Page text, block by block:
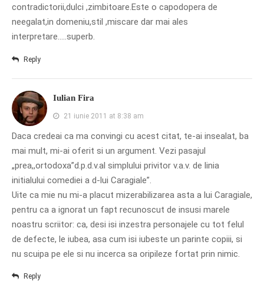
contradictorii,dulci ,zimbitoare.Este o capodopera de
neegalat,in domeniu,stil ,miscare dar mai ales
interpretare…..superb.
Reply
Iulian Fira
21 iunie 2011 at 8:38 am
Daca credeai ca ma convingi cu acest citat, te-ai insealat, ba
mai mult, mi-ai oferit si un argument. Vezi pasajul
„prea,,ortodoxa”d.p.d.v.al simplului privitor v.a.v. de linia
initialului comediei a d-lui Caragiale”.
Uite ca mie nu mi-a placut mizerabilizarea asta a lui Caragiale,
pentru ca a ignorat un fapt recunoscut de insusi marele
noastru scriitor: ca, desi isi inzestra personajele cu tot felul
de defecte, le iubea, asa cum isi iubeste un parinte copiii, si
nu scuipa pe ele si nu incerca sa oripileze fortat prin nimic.
Reply